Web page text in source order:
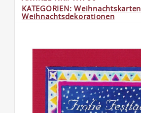
KATEGORIEN: Weihnachtskarten
Weihnachtsdekorationen